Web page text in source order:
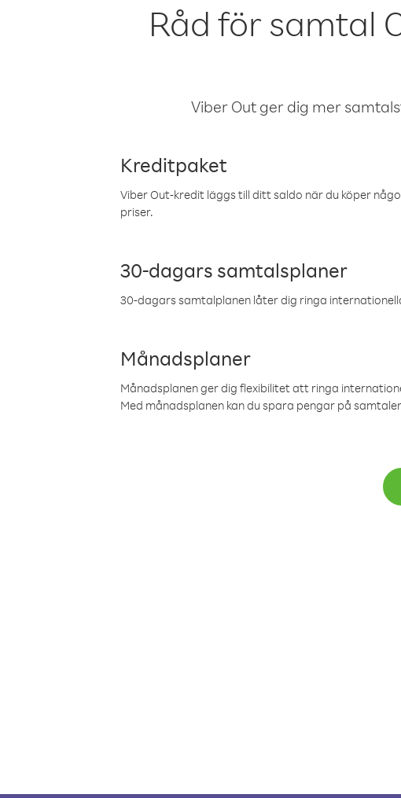
Råd för samtal
Viber Out ger dig mer
Kreditpaket
Viber Out-kredit läggs till ditt saldo när du köper
priser.
30-dagars samtalsplaner
30-dagars samtalplanen låter dig ringa
Månadsplaner
Månadsplanen ger dig flexibilitet att ringa
Med månadsplanen kan du spara pengar på